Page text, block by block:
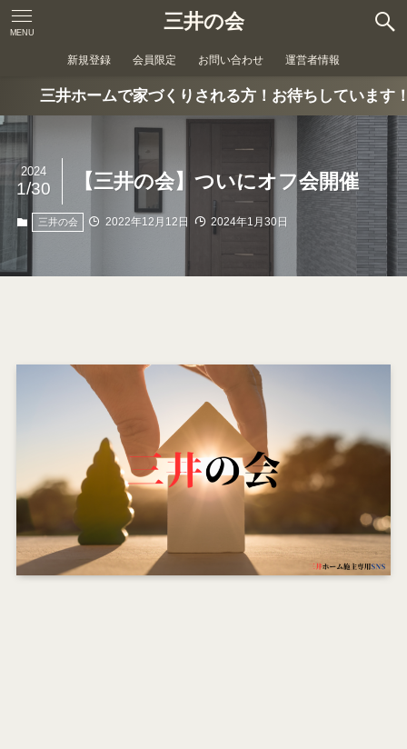
三井の会
MENU
新規登録 会員限定 お問い合わせ 運営者情報
家づくりされる方！お待ちしています！
【三井の会】ついにオフ会開催
2024
1/30
三井の会 2022年12月12日 2024年1月30日